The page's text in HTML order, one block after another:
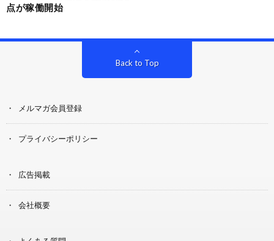
点が稼働開始
Back to Top
メルマガ会員登録
プライバシーポリシー
広告掲載
会社概要